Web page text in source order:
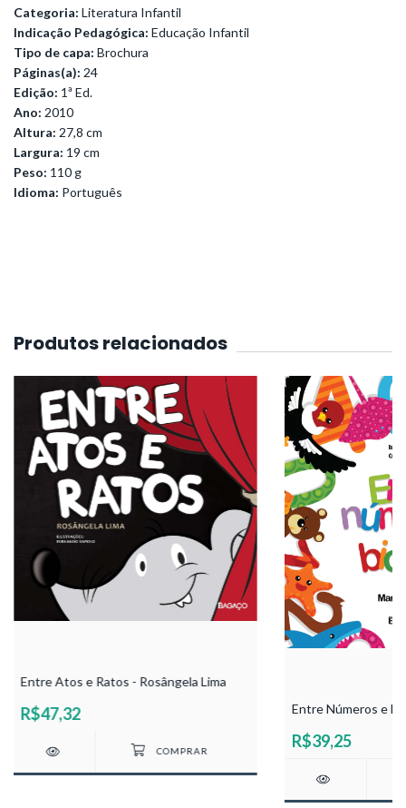
Categoria: Literatura Infantil
Indicação Pedagógica: Educação Infantil
Tipo de capa: Brochura
Páginas(a): 24
Edição: 1ª Ed.
Ano: 2010
Altura: 27,8 cm
Largura: 19 cm
Peso: 110 g
Idioma: Português
Produtos relacionados
Entre Atos e Ratos - Rosângela Lima
R$47,32 Entre Números e
R$39,25